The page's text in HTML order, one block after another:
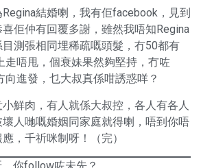
結婚喇，我有佢facebook，見到
佢仲有回覆多謝，雖然我唔知Regina
測張相同埋稀疏嘅頭髮，冇50都有
走唔甩，個衰妹果然夠堅持，冇咗
向進發，乜大叔真係咁誘惑咩？
鮮肉，有人就係大叔控，各人有各人
人哋嘅婚姻同家庭就得喇，唔到你唔
，千祈咪制呀！（完）